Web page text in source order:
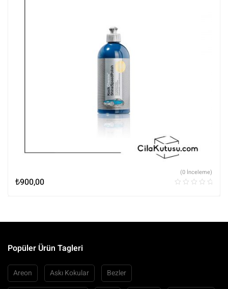
₺900,00
(0 İnceleme)
Popüler Ürün Tagleri
Areon Askı Kokular Bezler